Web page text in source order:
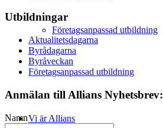
Företagsanpassad utbildning
Vi är Allians
Utbildningar
Aktualitetsdagarna
Byrådagarna
Byråveckan
Företagsanpassad utbildning
Anmälan till Allians Nyhetsbrev:
Namn